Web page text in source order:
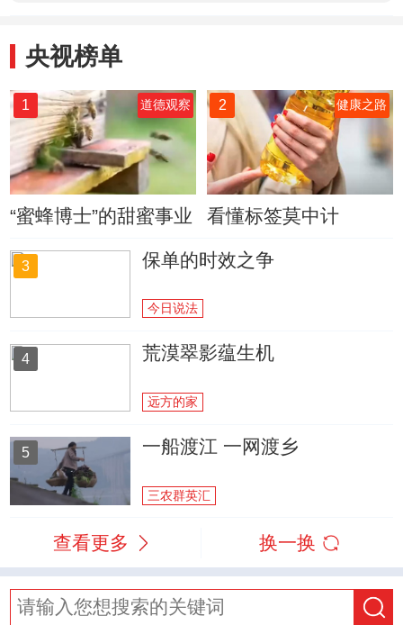
央视榜单
1 道德观察
“蜜蜂博士”的甜蜜事业
2 健康之路
看懂标签莫中计
3 保单的时效之争
今日说法
4 荒漠翠影蕴生机
远方的家
5 一船渡江 一网渡乡
三农群英汇
查看更多 换一换